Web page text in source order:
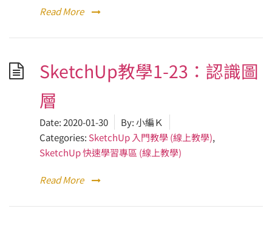
Read More
SketchUp教學1-23：認識圖
層
Date:2020-01-30 By:小編Ｋ
Categories: SketchUp 入門教學 (線上教學),
SketchUp 快速學習專區 (線上教學)
Read More